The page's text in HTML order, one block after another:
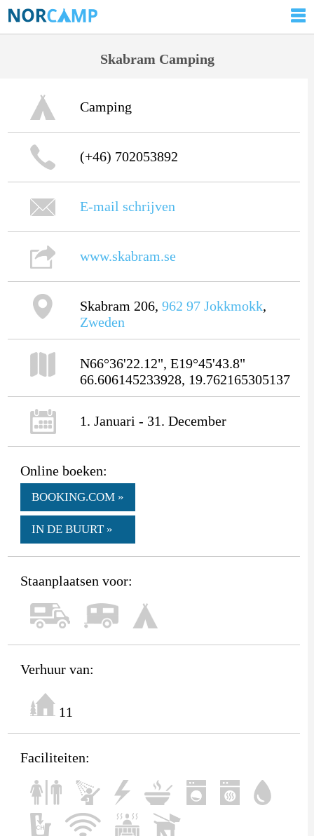
Skabram Camping
Camping
(+46) 702053892
E-mail schrijven
www.skabram.se
Skabram 206, 962 97 Jokkmokk,
Zweden
N66°36'22.12", E19°45'43.8"
66.606145233928, 19.762165305137
1. Januari - 31. December
Online boeken:
BOOKING.COM »
IN DE BUURT »
Staanplaatsen voor:
Verhuur van:
11
Faciliteiten: